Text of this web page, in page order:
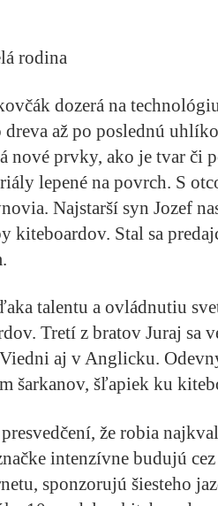
rodina
dozerá na
dreva až po poslednú
nové prvky, ako je tvar či
lepené na povrch. S
Najstarší syn Jozef
kiteboardov. Stal sa
talentu a ovládnutiu
Tretí z bratov Juraj sa
aj v Anglicku.
šarkanov, šľapiek ku
že robia
intenzívne budujú
sponzorujú šiesteho